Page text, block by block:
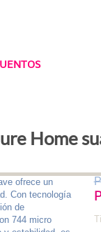
Home
ofrece un
Con tecnología
de
744 micro